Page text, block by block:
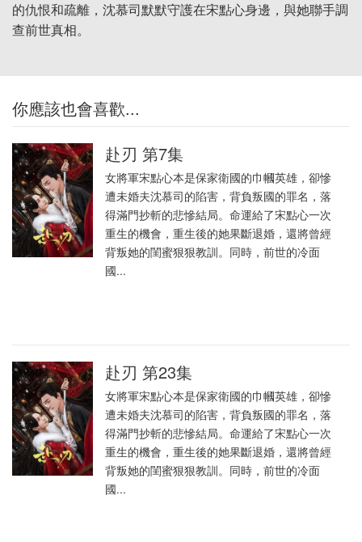
的仇恨和疏離，沈慕司默默守護在宋點心身邊，與她聯手調
查前世真相。
你應該也會喜歡...
赴刃 第7集
女將軍宋點心本是保家衛國的巾幗英雄，卻慘
遭未婚夫沈慕司的陷害，背負叛國的罪名，落
得滿門抄斬的悲慘結局。命運給了宋點心一次
重生的機會，重生後的她果斷退婚，還將曾經
背叛她的閨蜜狠狠教訓。同時，前世的冷面
國...
赴刃 第23集
女將軍宋點心本是保家衛國的巾幗英雄，卻慘
遭未婚夫沈慕司的陷害，背負叛國的罪名，落
得滿門抄斬的悲慘結局。命運給了宋點心一次
重生的機會，重生後的她果斷退婚，還將曾經
背叛她的閨蜜狠狠教訓。同時，前世的冷面
國...